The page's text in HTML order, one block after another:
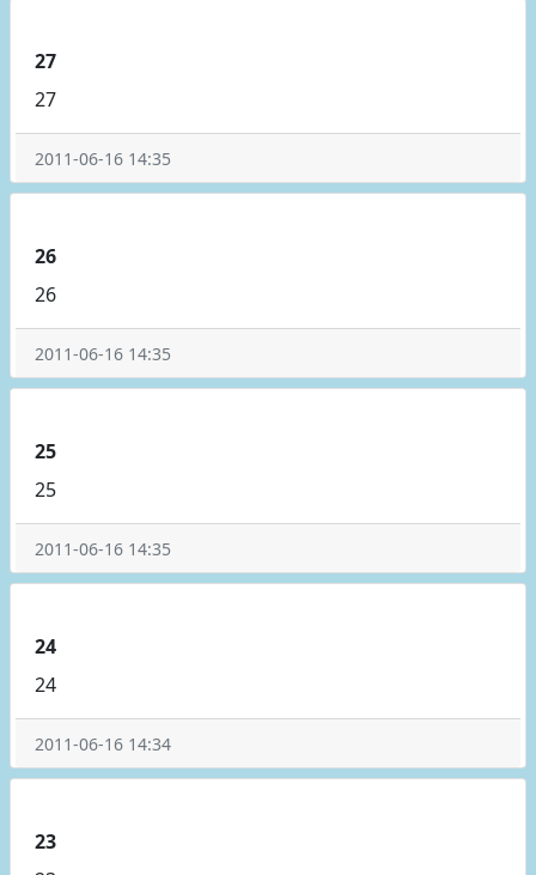
27
27
2011-06-16 14:35
26
26
2011-06-16 14:35
25
25
2011-06-16 14:35
24
24
2011-06-16 14:34
23